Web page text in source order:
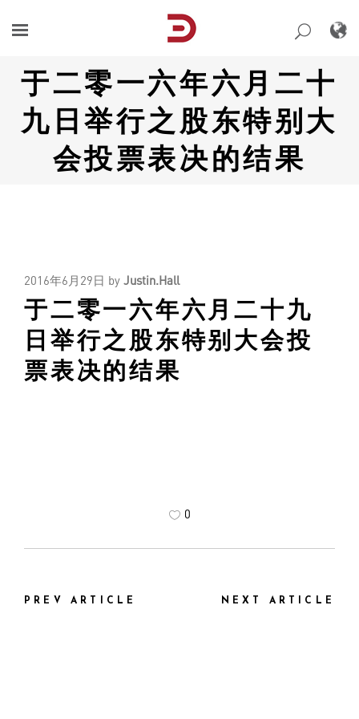
content
于二零一六年六月二十
九日举行之股东特别大
会投票表决的结果
2016年6月29日 by Justin.Hall
于二零一六年六月二十九
日举行之股东特别大会投
票表决的结果
0
PREV ARTICLE NEXT ARTICLE